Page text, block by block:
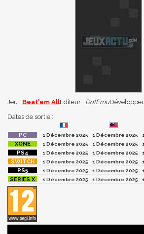
Jeu : Beat'em AllEditeur : DotEmu
Dates de sortie :
1 Décembre 2025 1 Décembre 2025
1 Décembre 2025
1 Décembre 2025
1 Décembre 2025
1 Décembre 2025
1 Décembre 2025
1 Décembre 2025
1 Décembre 2025
1 Décembre 2025
1 Décembre 2025
1 Décembre 2025